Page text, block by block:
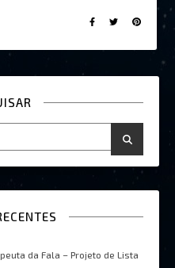
da Fala – Projeto de Lista